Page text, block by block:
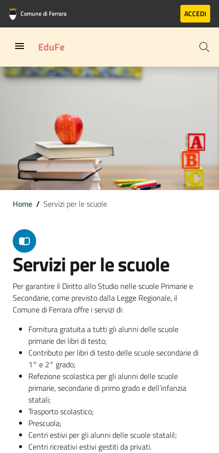
Vai al contenuto principale
Vai al footer
Comune di Ferrara ACCEDI
EduFe
Home Servizi per le scuole
Servizi per le scuole
Per garantire il Diritto allo Studio nelle scuole Primarie e
Secondarie, come previsto dalla Legge Regionale, il
Comune di Ferrara offre i servizi di:
Fornitura gratuita a tutti gli alunni delle scuole
primarie dei libri di testo;
Contributo per libri di testo delle scuole secondarie di
1° e 2° grado;
Refezione scolastica per gli alunni delle scuole
primarie, secondarie di primo grado e dell’infanzia
statali;
Trasporto scolastico;
Prescuola;
Centri estivi per gli alunni delle scuole statalil;
Centri ricreativi estivi gestiti da privati.